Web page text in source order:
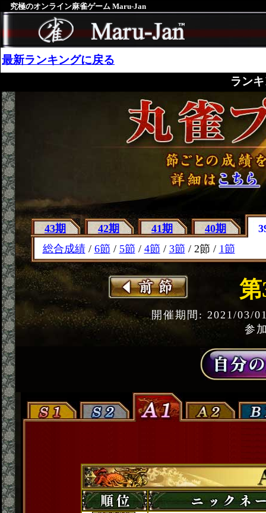
究極のオンライン麻雀ゲーム Maru-Jan
最新ランキングに戻る
ラン
43期 42期 41期 40期
総合成績/ 6節 / 5節 / 4節 / 3節 / 2節 / 1節
第
開催期間: 2021/03/
参